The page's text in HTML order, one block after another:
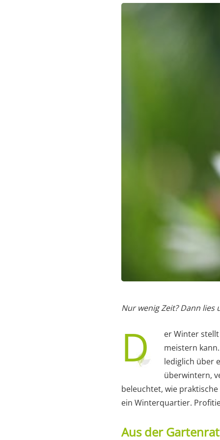
Nur wenig Zeit? Dann lies
D
er Winter
meistern
lediglich über
überwintern,
beleuchtet, wie
ein Winterquartier.
Aus der